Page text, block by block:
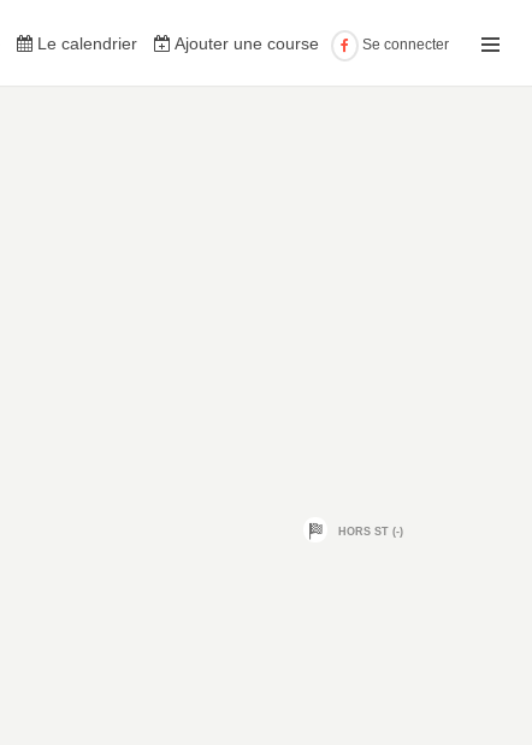
Le calendrier Ajouter une course Se connecter
HORS ST (-)